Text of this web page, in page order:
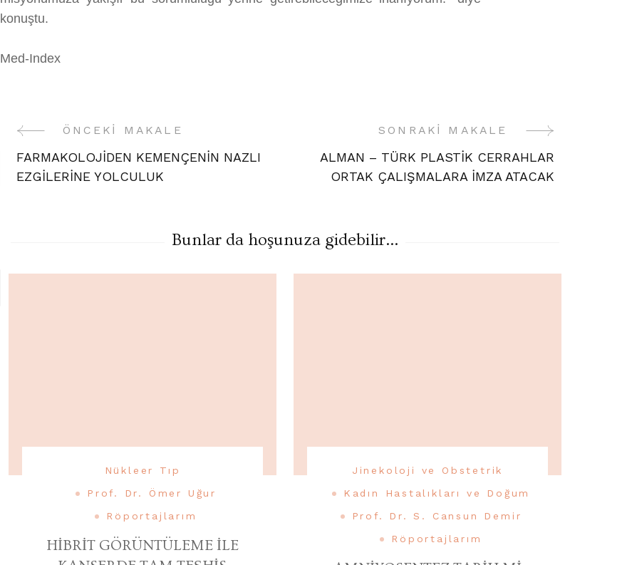
konuştu.
Med-Index
Yazı
Gezinme
ÖNCEKI MAKALE
FARMAKOLOJİDEN KEMENÇENİN NAZLI
EZGİLERİNE YOLCULUK
SONRAKI MAKALE
ALMAN – TÜRK PLASTİK CERRAHLAR
ORTAK ÇALIŞMALARA İMZA ATACAK
Bunlar da hoşunuza gidebilir...
Nükleer Tıp
Prof. Dr. Ömer Uğur
Röportajlarım
HİBRİT GÖRÜNTÜLEME İLE
Jinekoloji ve Obstetrik
Kadın Hastalıkları ve Doğum
Prof. Dr. S. Cansun Demir
Röportajlarım